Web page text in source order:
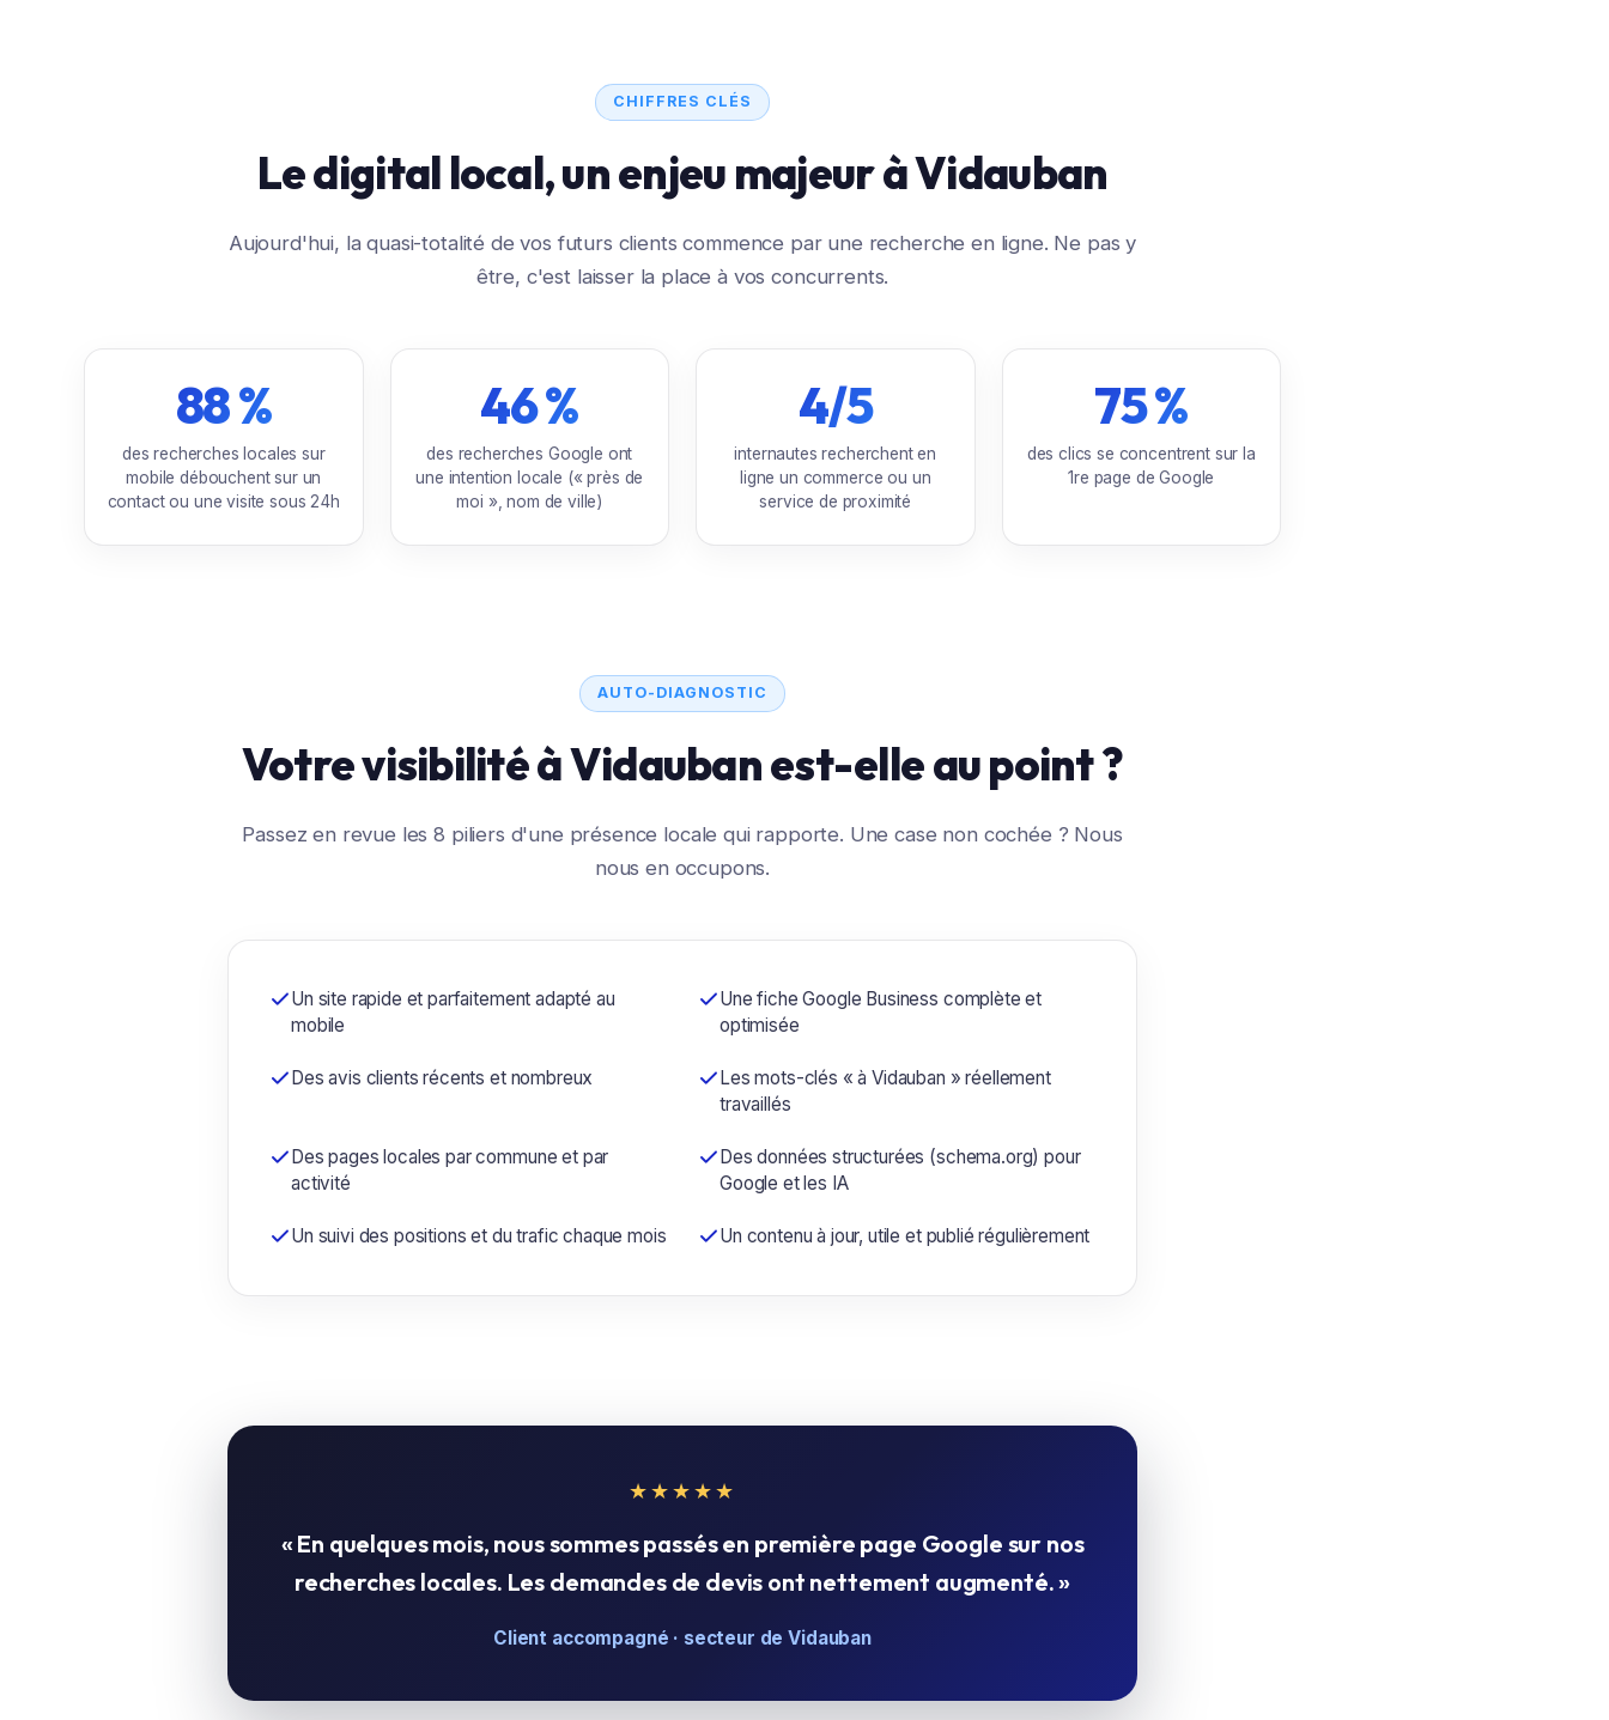
CHIFFRES CLÉS
Le digital local, un enjeu majeur à Vidauban
Aujourd'hui, la quasi-totalité de vos futurs clients commence par une recherche en ligne. Ne pas y
être, c'est laisser la place à vos concurrents.
88 %
des recherches locales sur
mobile débouchent sur un
contact ou une visite sous 24h
46 %
des recherches Google ont
une intention locale (« près de
moi », nom de ville)
4/5
internautes recherchent en
ligne un commerce ou un
service de proximité
75 %
des clics se concentrent sur la
1re page de Google
AUTO-DIAGNOSTIC
Votre visibilité à Vidauban est-elle au point ?
Passez en revue les 8 piliers d'une présence locale qui rapporte. Une case non cochée ? Nous
nous en occupons.
Un site rapide et parfaitement adapté au
mobile
Une fiche Google Business complète et
optimisée
Des avis clients récents et nombreux
Les mots-clés « à Vidauban » réellement
travaillés
Des pages locales par commune et par
activité
Des données structurées (schema.org) pour
Google et les IA
Un suivi des positions et du trafic chaque mois Un contenu à jour, utile et publié régulièrement
★★★★★
« En quelques mois, nous sommes passés en première page Google sur nos
recherches locales. Les demandes de devis ont nettement augmenté. »
Client accompagné · secteur de Vidauban